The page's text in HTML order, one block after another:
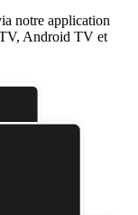
notre application
Android TV et